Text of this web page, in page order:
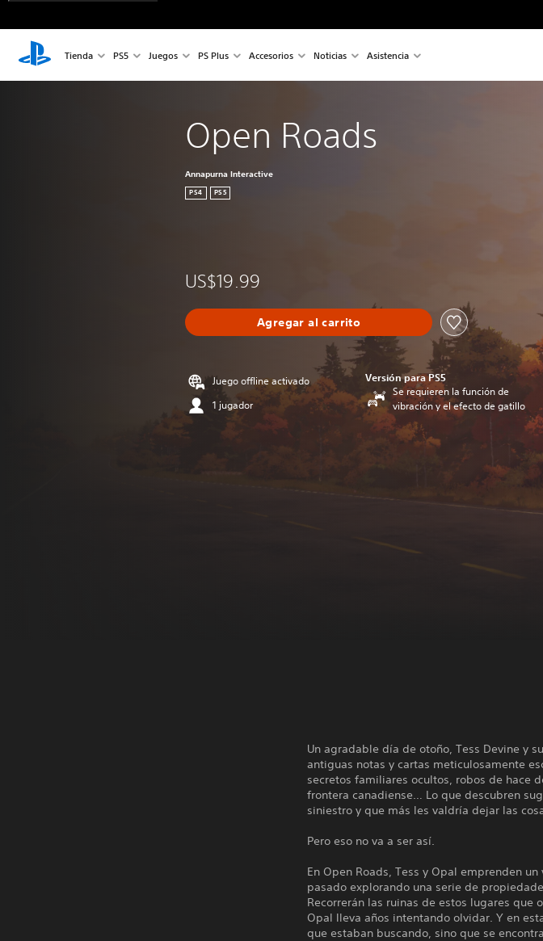
Tienda PS5 Juegos PS Plus Accesorios Noticias Asistencia
Open Roads
Annapurna Interactive
PS4 PS5
US$19.99
Agregar al carrito
Juego offline activado
1 jugador
Versión para PS5
Se requieren la función de
vibración y el efecto de gatillo
Un agradable día de otoño, Tess Devine y
antiguas notas y cartas meticulosamente
secretos familiares ocultos, robos de hace
frontera canadiense… Lo que descubren
siniestro y que más les valdría dejar las
Pero eso no va a ser así.
En Open Roads, Tess y Opal emprenden
pasado explorando una serie de
Recorrerán las ruinas de estos lugares que
Opal lleva años intentando olvidar. Y en
que estaban buscando, sino que se